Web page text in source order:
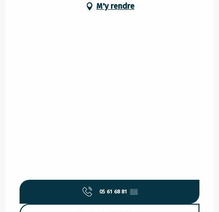
M'y rendre
05 61 68 81 ▒▒